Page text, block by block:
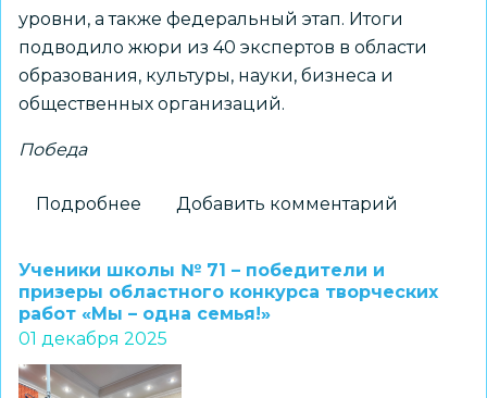
уровни, а также федеральный этап. Итоги
подводило жюри из 40 экспертов в области
образования, культуры, науки, бизнеса и
общественных организаций.
Победа
Подробнее
гимназии
№
16
«Французская»
–
Добавить комментарий
Ученики школы № 71 – победители и
призеры областного конкурса творческих
работ «Мы – одна семья!»
01 декабря 2025